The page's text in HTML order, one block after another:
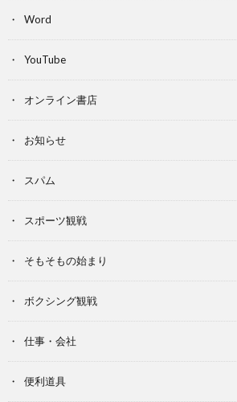
Word
YouTube
オンライン書店
お知らせ
スパム
スポーツ観戦
そもそもの始まり
ボクシング観戦
仕事・会社
便利道具